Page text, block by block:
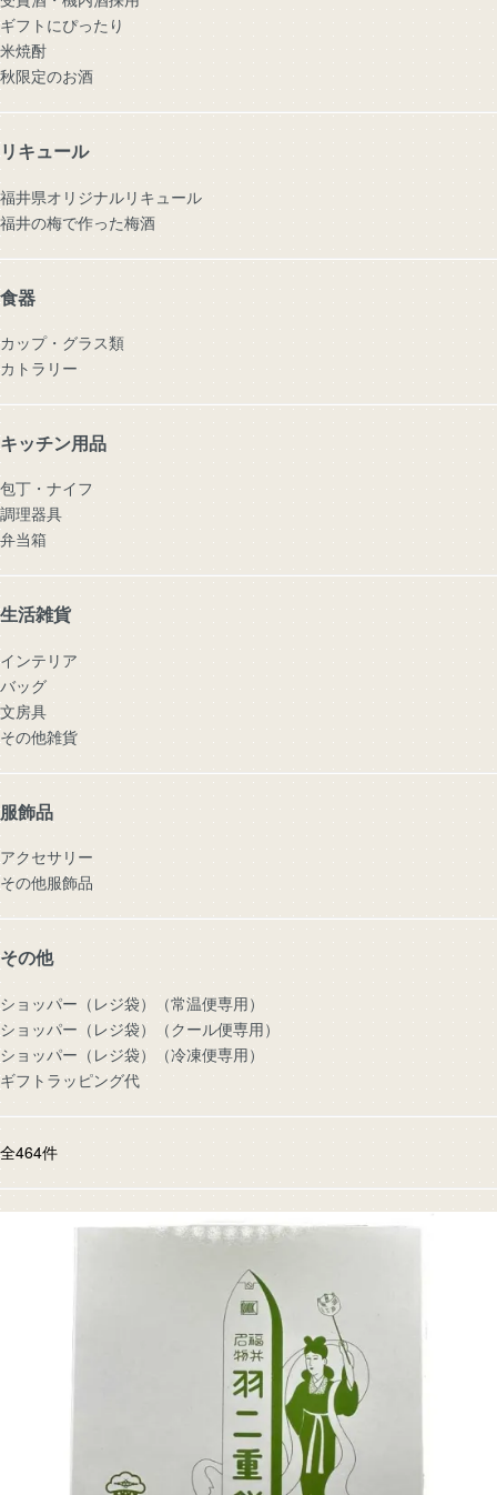
ギフトにぴったり
米焼酎
秋限定のお酒
リキュール
福井県オリジナルリキュール
福井の梅で作った梅酒
食器
カップ・グラス類
カトラリー
キッチン用品
包丁・ナイフ
調理器具
弁当箱
生活雑貨
インテリア
バッグ
文房具
その他雑貨
服飾品
アクセサリー
その他服飾品
その他
ショッパー（レジ袋）（常温便専用）
ショッパー（レジ袋）（クール便専用）
ショッパー（レジ袋）（冷凍便専用）
ギフトラッピング代
全464件